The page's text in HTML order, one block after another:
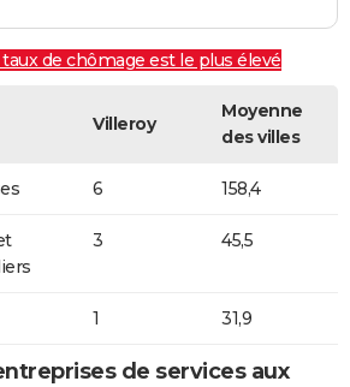
taux de chômage est le plus élevé
Villeroy
Moyenne
des villes
6 158,4
3 45,5
1 31,9
de services aux